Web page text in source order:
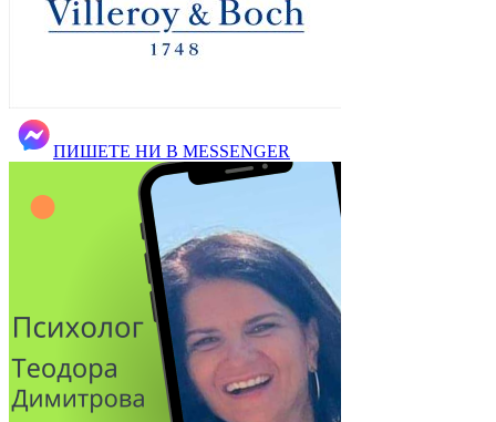
ПИШЕТЕ НИ В MESSENGER